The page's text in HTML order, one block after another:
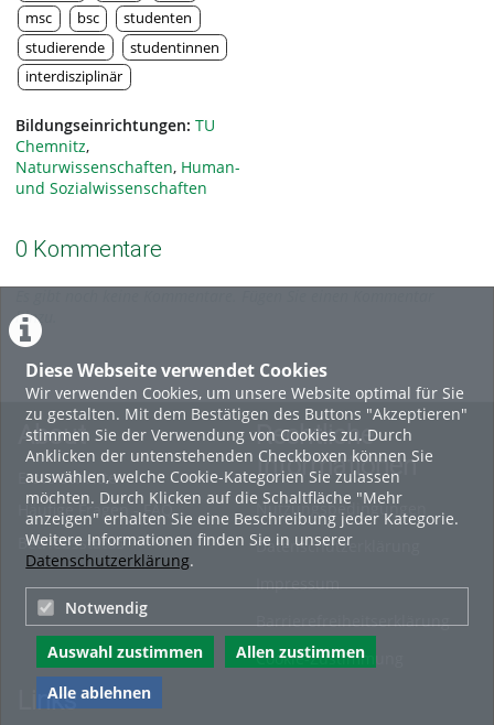
Diese Webseite verwendet Cookies
Wir verwenden Cookies, um unsere Website optimal für Sie
zu gestalten. Mit dem Bestätigen des Buttons "Akzeptieren"
stimmen Sie der Verwendung von Cookies zu. Durch
Anklicken der untenstehenden Checkboxen können Sie
auswählen, welche Cookie-Kategorien Sie zulassen
möchten. Durch Klicken auf die Schaltfläche "Mehr
anzeigen" erhalten Sie eine Beschreibung jeder Kategorie.
Weitere Informationen finden Sie in unserer
Datenschutzerklärung.
Notwendig
Auswahl zustimmen
Allen zustimmen
Alle ablehnen
msc
bsc
studenten
studierende
studentinnen
interdisziplinär
Bildungseinrichtungen: TU
Chemnitz,
Naturwissenschaften, Human-
und Sozialwissenschaften
0 Kommentare
hinzu.
About
Erste Schritte
Häufige Fragen - FAQ
Betriebsstatus
Rechtliche
Informationen
Nutzungsbedingungen
Datenschutzerklärung
Impressum
Barrierefreiheitserklärung
Cookie-Zustimmung
Links